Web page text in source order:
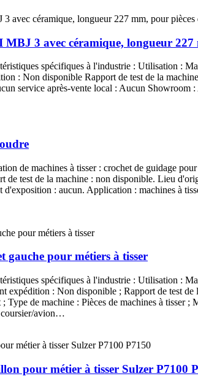
3 avec céramique, longueur 227
spécifiques à l'industrie : Utilisation :
: Non disponible Rapport de test de la
service après-vente local : Aucun
de machines à tisser : crochet de guidage
de test de la machine : non disponible. Lieu
: aucun. Application : machines à
pour métiers à tisser
spécifiques à l'industrie : Utilisation :
expédition : Non disponible ; Rapport de test
de machine : Pièces de machines à tisser
coursier/avion…
pour métier à tisser Sulzer P7100